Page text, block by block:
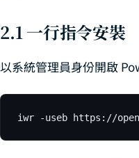
2.1 一行指令安裝
以系統管理員身份開啟
iwr -useb https://